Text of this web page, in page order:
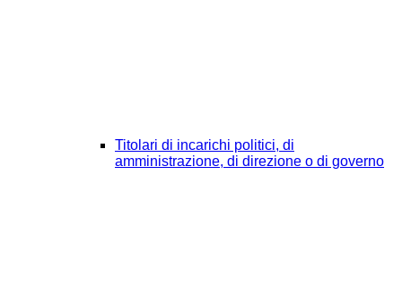
Titolari di incarichi politici, di
amministrazione, di direzione o di governo